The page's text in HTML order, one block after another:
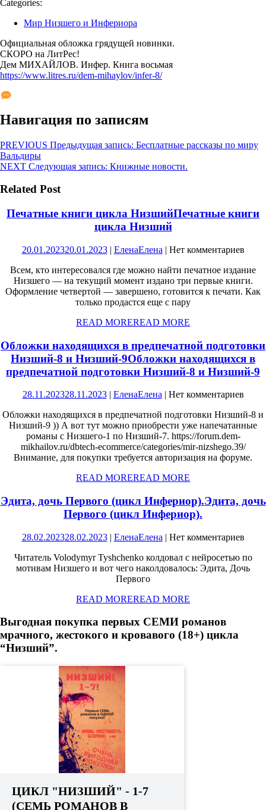
Categories:
Мир Низшего и Инфериора
Официальная обложка грядущей новинки.
СКОРО на ЛитРес!
Дем МИХАЙЛОВ. Инфер. Книга восьмая
https://www.litres.ru/dem-mihaylov/infer-8/
Навигация по записям
PREVIOUS Предыдущая запись: Бесплатные рассказы по миру
Вальдиры
NEXT Следующая запись: Книжные новости.
Related Post
Печатные книги цикла НизшийПечатные книги
цикла Низший
20.01.202320.01.2023 | ЕленаЕлена | Нет комментариев
Всем, кто интересовался где можно найти печатное издание
Низшего — на текущий момент издано три первые книги.
Оформление четвертой — завершено, готовится к печати. Как
только продастся еще с пару
READ MOREREAD MORE
Обложки находящихся в предпечатной подготовки
Низший-8 и Низший-9Обложки находящихся в
предпечатной подготовки Низший-8 и Низший-9
28.11.202328.11.2023 | ЕленаЕлена | Нет комментариев
Обложки находящихся в предпечатной подготовки Низший-8 и
Низший-9 )) А вот тут можно приобрести уже напечатанные
романы с Низшего-1 по Низший-7. https://forum.dem-
mikhailov.ru/dbtech-ecommerce/categories/mir-nizshego.39/
Внимание, для покупки требуется авторизация на форуме.
READ MOREREAD MORE
Эдита, дочь Первого (цикл Инфериор).Эдита, дочь
Первого (цикл Инфериор).
28.02.202328.02.2023 | ЕленаЕлена | Нет комментариев
Читатель Volodymyr Tyshchenko колдовал с нейросетью по
мотивам Низшего и вот чего наколдовалось: Эдита, Дочь
Первого
READ MOREREAD MORE
Выгодная покупка первых СЕМИ романов
мрачного, жестокого и кровавого (18+) цикла
“Низший”.
ЦИКЛ "НИЗШИЙ" - 1-7
(СЕМЬ РОМАНОВ В